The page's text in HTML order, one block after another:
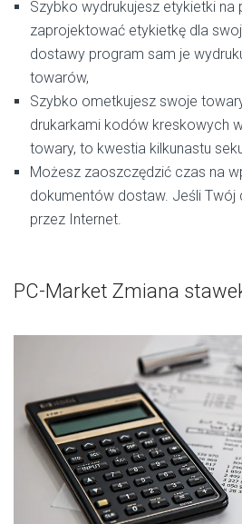
Szybko wydrukujesz etykietki na
zaprojektować etykietkę dla
dostawy program sam je
towarów,
Szybko ometkujesz swoje
drukarkami kodów kreskowych
towary, to kwestia kilkunastu
Możesz zaoszczędzić czas na
dokumentów dostaw. Jeśli Twój
przez Internet.
PC-Market Zmiana